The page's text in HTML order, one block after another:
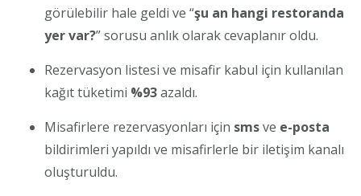
görülebilir hale geldi ve “şu an hangi restoranda
yer var?” sorusu anlık olarak cevaplanır oldu.
Rezervasyon listesi ve misafir kabul için kullanılan
kağıt tüketimi %93azaldı.
Misafirlere rezervasyonları için smsve e-posta
bildirimleri yapıldı ve misafirlerle bir iletişim kanalı
oluşturuldu.